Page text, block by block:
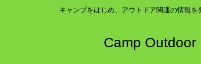
キャンプをはじめ、アウトドア関連の情報を
Camp Outdoor